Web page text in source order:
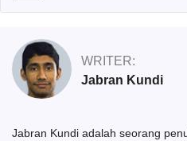
WRITER:
Jabran Kundi
Jabran Kundi adalah seorang